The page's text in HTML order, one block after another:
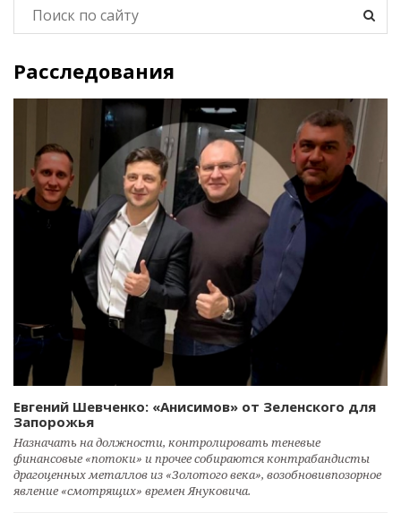
Расследования
Евгений Шевченко: «Анисимов» от Зеленского для
Запорожья
Назначать на должности, контролировать теневые
финансовые «потоки» и прочее собираются контрабандисты
драгоценных металлов из «Золотого века», возобновивпозорное
явление «смотрящих» времен Януковича.